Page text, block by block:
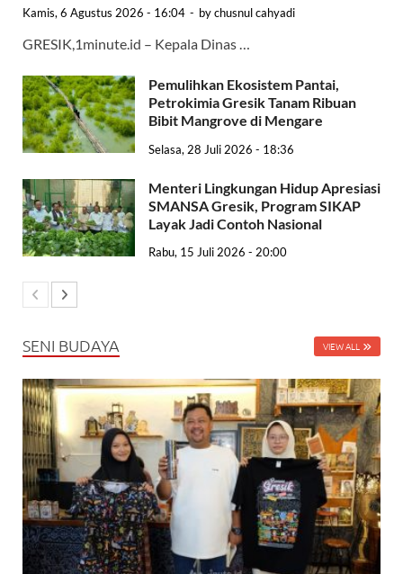
Kamis, 6 Agustus 2026 - 16:04 - bychusnul cahyadi
GRESIK,1minute.id – Kepala Dinas …
Pemulihkan Ekosistem Pantai,
Petrokimia Gresik Tanam Ribuan
Bibit Mangrove di Mengare
Selasa, 28 Juli 2026 - 18:36
Menteri Lingkungan Hidup Apresiasi
SMANSA Gresik, Program SIKAP
Layak Jadi Contoh Nasional
Rabu, 15 Juli 2026 - 20:00
SENI BUDAYA VIEW ALL